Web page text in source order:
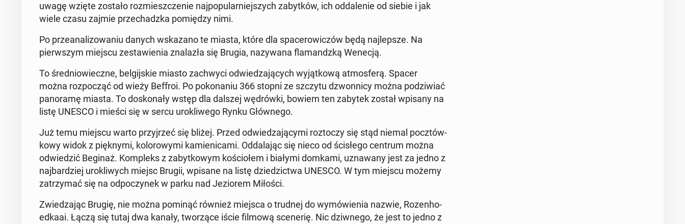
uwagę wzięte zostało roz­miesz­cze­nie naj­po­pu­lar­niej­szych za­byt­ków, ich od­da­le­nie od siebie i jak
wiele czasu zajmie prze­chadz­ka po­mię­dzy nimi.
Po prze­ana­li­zo­wa­niu danych wska­za­no te miasta, które dla spa­ce­ro­wi­czów będą naj­lep­sze. Na
pierw­szym miejscu ze­sta­wie­nia zna­la­zła się Brugia, na­zy­wa­na fla­mandz­ką Wenecją.
To śre­dnio­wiecz­ne, bel­gij­skie miasto za­chwy­ci od­wie­dza­ją­cych wy­jąt­ko­wą at­mos­fe­rą. Spacer
można roz­po­cząć od wieży Beffroi. Po po­ko­na­niu 366 stopni ze szczytu dzwon­ni­cy można po­dzi­wiać
pa­no­ra­mę miasta. To do­sko­na­ły wstęp dla dalszej wę­drów­ki, bowiem ten zabytek został wpisany na
listę UNESCO i mieści się w sercu uro­kli­we­go Rynku Głów­ne­go.
Już temu miejscu warto przyj­rzeć się bliżej. Przed od­wie­dza­ją­cy­mi roz­to­czy się stąd niemal pocz­tów­
ko­wy widok z pięk­ny­mi, ko­lo­ro­wy­mi ka­mie­ni­ca­mi. Od­da­la­jąc się nieco od ści­słe­go centrum można
od­wie­dzić Beginaż. Kom­pleks z za­byt­ko­wym ko­ścio­łem i białymi domkami, uzna­wa­ny jest za jedno z
naj­bar­dziej uro­kli­wych miejsc Brugii, wpisane na listę dzie­dzic­twa UNESCO. W tym miejscu możemy
za­trzy­mać się na od­po­czy­nek w parku nad Je­zio­rem Miłości.
Zwie­dza­jąc Brugię, nie można pominąć również miejsca o trudnej do wy­mó­wie­nia nazwie, Ro­zen­ho­
ed­ka­ai. Łączą się tutaj dwa kanały, two­rzą­ce iście filmową sce­ne­rię. Nic dziw­ne­go, że jest to jedno z